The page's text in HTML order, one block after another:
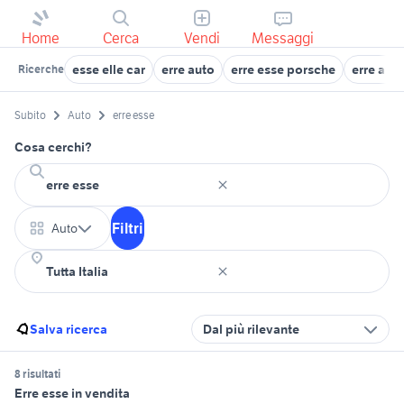
Home Cerca Vendi Messaggi
Ricerche esse elle car erre auto erre esse porsche erre
Subito Auto erre esse
Cosa cerchi?
Auto Filtri
Salva ricerca Dal più rilevante
8 risultati
Erre esse in vendita